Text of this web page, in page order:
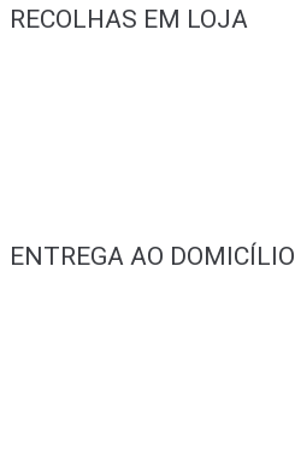
RECOLHAS EM LOJA
ENTREGA AO DOMICÍLIO